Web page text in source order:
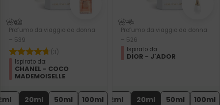
Profumo da viaggio da donna
– 539
(3)
Ispirato da:
CHANEL - COCO
MADEMOISELLE
20ml 50ml 100ml
Profumo da viaggio da donna
– 526
Ispirato da:
DIOR - J'ADOR
2ml 20ml 50ml 100ml